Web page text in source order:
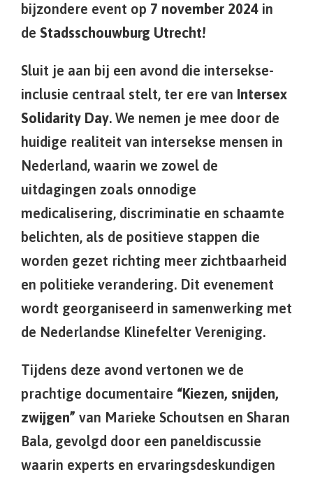
bijzondere event op 7 november 2024 in
de Stadsschouwburg Utrecht!
Sluit je aan bij een avond die intersekse-
inclusie centraal stelt, ter ere van Intersex
Solidarity Day. We nemen je mee door de
huidige realiteit van intersekse mensen in
Nederland, waarin we zowel de
uitdagingen zoals onnodige
medicalisering, discriminatie en schaamte
belichten, als de positieve stappen die
worden gezet richting meer zichtbaarheid
en politieke verandering. Dit evenement
wordt georganiseerd in samenwerking met
de Nederlandse Klinefelter Vereniging.
Tijdens deze avond vertonen we de
prachtige documentaire “Kiezen, snijden,
zwijgen” van Marieke Schoutsen en Sharan
Bala, gevolgd door een paneldiscussie
waarin experts en ervaringsdeskundigen